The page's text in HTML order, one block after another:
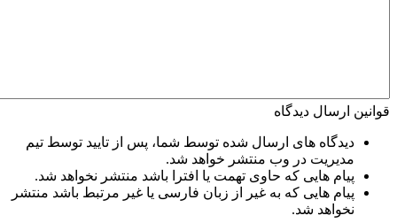
قوانین ارسال دیدگاه
دیدگاه های ارسال شده توسط شما، پس از تایید توسط تیم
مدیریت در وب منتشر خواهد شد.
پیام هایی که حاوی تهمت یا افترا باشد منتشر نخواهد شد.
پیام هایی که به غیر از زبان فارسی یا غیر مرتبط باشد منتشر
نخواهد شد.